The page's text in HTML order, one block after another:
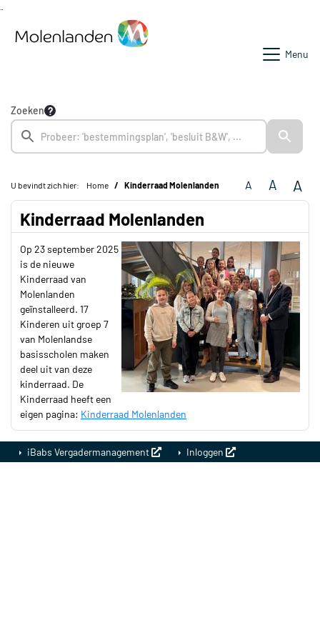
Menu
Zoeken
U bevindt zich hier: Home Kinderraad Molenlanden A A A
Kinderraad Molenlanden
Op 23 september 2025
is de nieuwe
Kinderraad van
Molenlanden
geïnstalleerd. 17
Kinderen uit groep 7
van Molenlandse
basisscholen maken
deel uit van deze
kinderraad. De
Kinderraad heeft een
eigen pagina: Kinderraad Molenlanden
iBabs Vergadermanagement Inloggen